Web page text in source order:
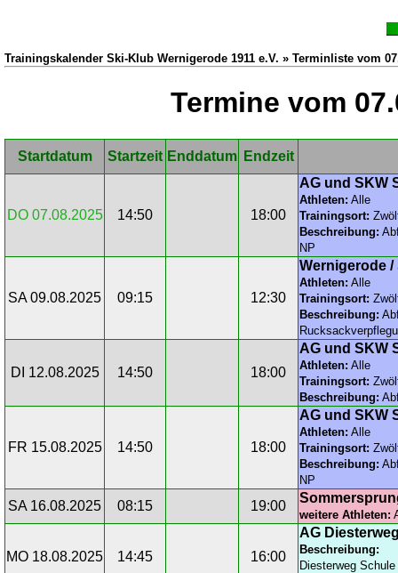
Trainingskalender Ski-Klub Wernigerode 1911 e.V. » Terminliste vom
Termine vom
Startdatum Startzeit Enddatum Endzeit
DO 07.08.2025 14:50 18:00
AG und SKW
Athleten: Alle
Trainingsort:
Beschreibung:
NP
SA 09.08.2025 09:15 12:30
Wernigerode
Athleten: Alle
Trainingsort:
Beschreibung:
DI 12.08.2025 14:50 18:00
AG und SKW
Athleten: Alle
Trainingsort:
Beschreibung:
FR 15.08.2025 14:50 18:00
AG und SKW
Athleten: Alle
Trainingsort:
Beschreibung:
NP
SA 16.08.2025 08:15 19:00
weitere Athleten:
MO 18.08.2025 14:45 16:00
AG
Beschreibung:
Diesterweg